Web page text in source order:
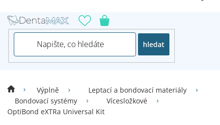
hledat
Výplně
Leptací a bondovací materiály
Bondovací systémy
Vícesložkové
OptiBond eXTRa Universal Kit